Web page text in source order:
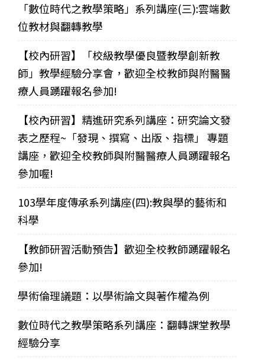
「數位時代之教學策略」系列講座(三):雲端數
位教材與翻轉教學
【校內研習】「校級教學優良暨教學創新教
師」教學經驗分享會，歡迎全校教師與附醫醫
療人員踴躍報名參加!
【校內研習】精進研究系列講座：研究論文發
表之歷程~「發現、撰寫、出版、指標」 專題
講座，歡迎全校教師與附醫醫療人員踴躍報名
參加喔!
103學年度傳承系列講座(四):教與學的藝術和
科學
【教師研習活動預告】歡迎全校教師踴躍報名
參加!
學術倫理議題：以學術論文與著作權為例
數位時代之教學策略系列講座：翻轉課堂教學
經驗分享